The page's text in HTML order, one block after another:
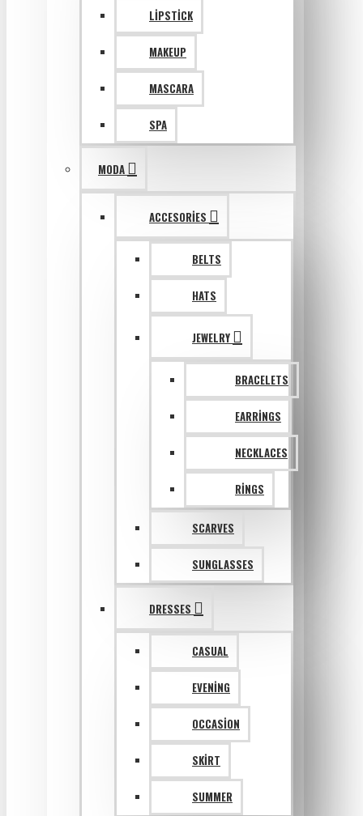
LIPSTICK
MAKEUP
MASCARA
SPA
MODA
ACCESORIES
BELTS
HATS
JEWELRY
BRACELETS
EARRINGS
NECKLACES
RINGS
SCARVES
SUNGLASSES
DRESSES
CASUAL
EVENING
OCCASION
SKIRT
SUMMER